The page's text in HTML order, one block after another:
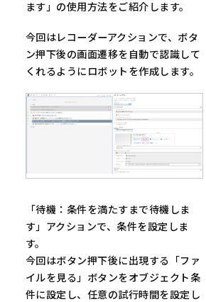
ます」の使用方法をご紹介します。
今回はレコーダーアクションで、ボタ
ン押下後の画面遷移を自動で認識して
くれるようにロボットを作成します。
「待機：条件を満たすまで待機しま
す」アクションで、条件を設定しま
す。
今回はボタン押下後に出現する「ファ
イルを見る」ボタンをオブジェクト条
件に設定し、任意の試行時間を設定し